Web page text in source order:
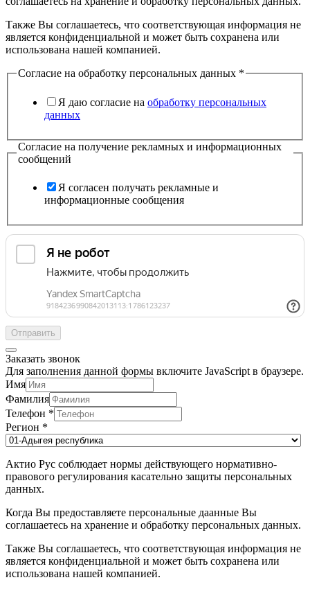
Также Вы соглашаетесь, что соответствующая информация не
является конфиденциальной и может быть сохранена или
использована нашей компанией.
Согласие на обработку персональных данных *
Я даю согласие на обработку персональных
данных
Согласие на получение рекламных и информационных
сообщений
Я согласен получать рекламные и
информационные сообщения
Отправить
Заказать звонок
Для заполнения данной формы включите JavaScript в браузере.
Имя
Фамилия
Телефон *
Регион *
Актио Рус соблюдает нормы действующего нормативно-
правового регулирования касательно защиты персональных
данных.
Когда Вы предоставляете персональные даанные Вы
соглашаетесь на хранение и обработку персональных данных.
Также Вы соглашаетесь, что соответствующая информация не
является конфиденциальной и может быть сохранена или
использована нашей компанией.